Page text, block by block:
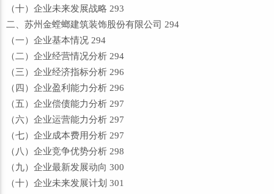
（十）企业未来发展战略 293
二、苏州金螳螂建筑装饰股份有限公司 294
（一）企业基本情况 294
（二）企业经营情况分析 294
（三）企业经济指标分析 296
（四）企业盈利能力分析 296
（五）企业偿债能力分析 297
（六）企业运营能力分析 297
（七）企业成本费用分析 297
（八）企业竞争优势分析 298
（九）企业最新发展动向 300
（十）企业未来发展计划 301